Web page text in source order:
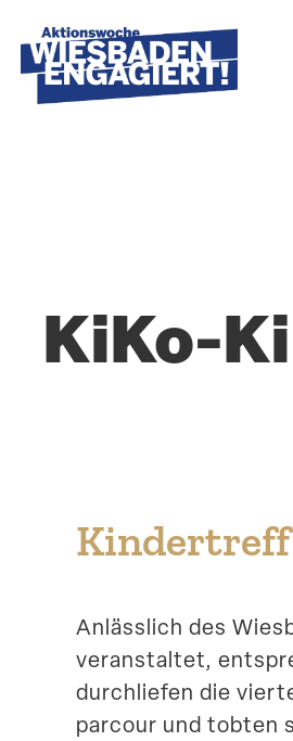
to
content
KiKo-
Kinder­treff
Anlässlich des
veran­staltet,
durch­liefen die
parcour und tobten